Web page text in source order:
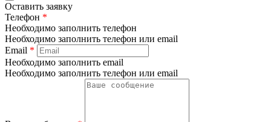
Оставить заявку
Телефон *
Необходимо заполнить телефон
Необходимо заполнить телефон или email
Email *
Необходимо заполнить email
Необходимо заполнить телефон или email